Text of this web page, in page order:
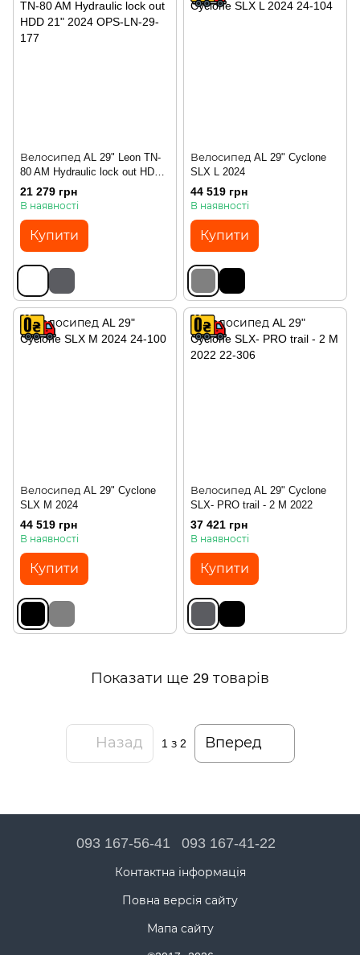
Велосипед AL 29" Leon TN-
80 AM Hydraulic lock out HDD
21" 2024
21 279 грн
В наявності
Купити
Велосипед AL 29" Cyclone
SLX L 2024
44 519 грн
В наявності
Купити
Велосипед AL 29" Cyclone
SLX M 2024
44 519 грн
В наявності
Купити
Велосипед AL 29" Cyclone
SLX- PRO trail - 2 M 2022
37 421 грн
В наявності
Купити
Показати ще 29 товарів
Назад 1 з 2 Вперед
093 167-56-41 093 167-41-22
Контактна інформація
Повна версія сайту
Мапа сайту